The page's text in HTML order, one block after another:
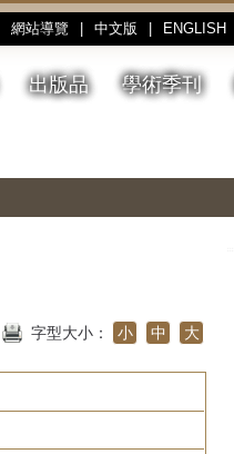
網站導覽 中文版 ENGLISH
出版品 學術季刊
字型大小： 小 中 大